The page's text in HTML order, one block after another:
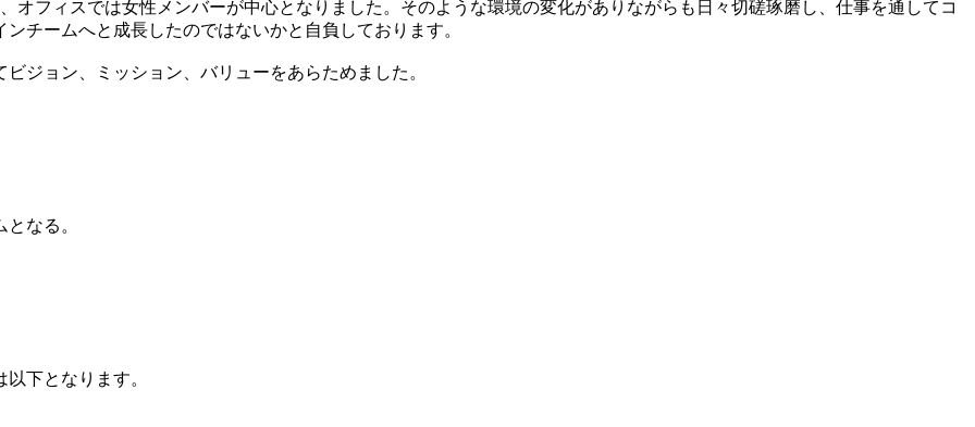
オフィスでは女性メンバーが中心となりました。そのような環境の変化がありながらも日々切磋琢磨し、仕事を通してコ
チームへと成長したのではないかと自負しております。
ジョン、ミッション、バリューをあらためました。
なる。
下となります。